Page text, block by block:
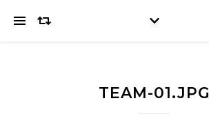
TEAM-01.JPG